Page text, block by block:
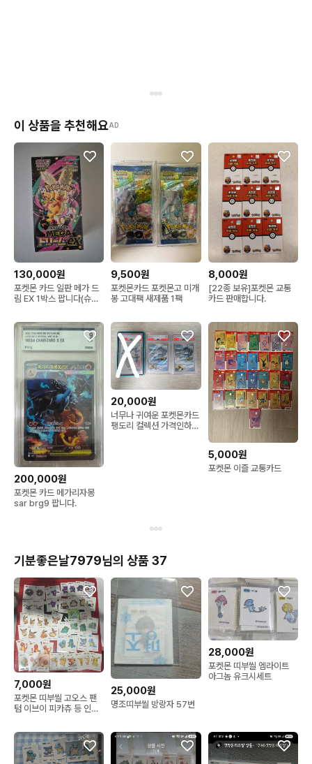
이 상품을 추천해요AD
130,000원
포켓몬 카드 일판 메가 드
림 EX 1박스 팝니다(슈링
9,500원
포켓몬카드 포켓몬고 미개
봉 고대팩 새제품 1팩
8,000원
[22종 보유]포켓몬 교통
카드 판매합니다.
200,000원
포켓몬 카드 메가리자몽
sar brg9 팝니다.
20,000원
너무나 귀여운 포켓몬카드
팽도리 컬렉션 가격인하
5,000원
포켓몬 이즐 교통카드
기분좋은날7979님의 상품 37
7,000원
포켓몬 띠부씰 고오스 팬
텀 이브이 피카츄 등 인기
25,000원
명조띠부씰 방랑자 57번
28,000원
포켓몬 띠부씰 엠라이트
아그놈 유크시세트